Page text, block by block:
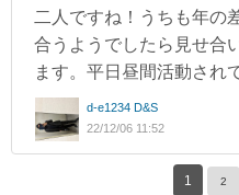
二人ですね！うちも年の
合うようでしたら見せ合
ます。平日昼間活動され
d-e1234 D&S
22/12/06 11:52
1 2